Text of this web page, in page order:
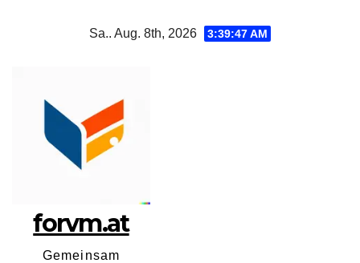
Sa.. Aug. 8th, 2026 3:39:48 AM
forvm.at
Gemeinsam